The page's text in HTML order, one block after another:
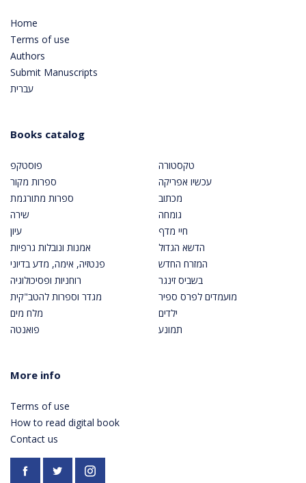
Home
Terms of use
Authors
Submit Manuscripts
עברית
Books catalog
פוסטקפ
ספרות מקור
ספרות מתורגמת
שירה
עיון
אמנות ונובלות גרפיות
פנטזיה, אימה, מדע בדיוני
רוחניות ופסיכולוגיה
מגדר וספרות להטב"קית
מלח מים
פואנטה
טקסטורה
עכשיו אפריקה
מכתוב
גומחה
חיי מדף
הדשא הגדול
המזרח החדש
בשביס זינגר
מועמדים לפרס ספיר
ילדים
תמונע
More info
Terms of use
How to read digital book
Contact us
Facebookhttps://twitter.com/PardesPublish
Instagram